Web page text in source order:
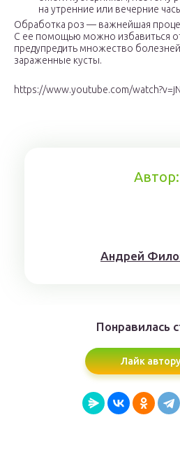
на утренние или вечерние
Обработка роз — важнейшая
С ее помощью можно избавиться
предупредить множество
зараженные кусты.
https://www.youtube.com/
Автор:
Aндрeй
Понравилась
Лайк автору